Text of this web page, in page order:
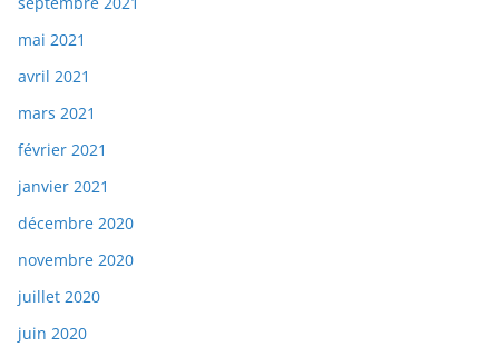
mai 2021
avril 2021
mars 2021
février 2021
janvier 2021
décembre 2020
novembre 2020
juillet 2020
juin 2020